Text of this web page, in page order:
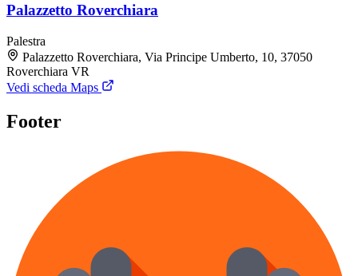
Palazzetto Roverchiara
Palestra
Palazzetto Roverchiara, Via Principe Umberto, 10, 37050
Roverchiara VR
Vedi scheda Maps
Footer